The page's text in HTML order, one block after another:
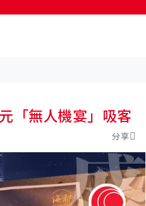
「無人機宴」吸客
分享